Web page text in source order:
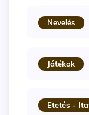
Nevelés
Játékok
Etetés -